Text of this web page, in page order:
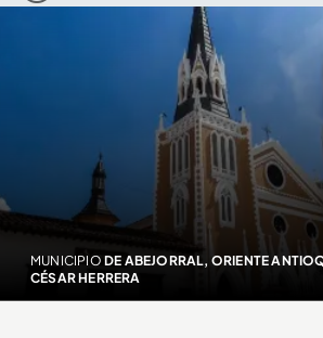
MUNICIPIO DE ABEJORRAL, ORIENTE
CÉSAR HERRERA